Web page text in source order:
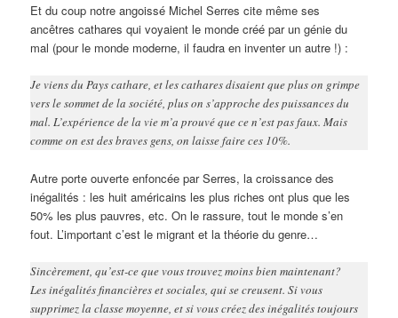
Et du coup notre angoissé Michel Serres cite même ses
ancêtres cathares qui voyaient le monde créé par un génie du
mal (pour le monde moderne, il faudra en inventer un autre !) :
Je viens du Pays cathare, et les cathares disaient que plus on grimpe
vers le sommet de la société, plus on s’approche des puissances du
mal. L’expérience de la vie m’a prouvé que ce n’est pas faux. Mais
comme on est des braves gens, on laisse faire ces 10%.
Autre porte ouverte enfoncée par Serres, la croissance des
inégalités : les huit américains les plus riches ont plus que les
50% les plus pauvres, etc. On le rassure, tout le monde s’en
fout. L’important c’est le migrant et la théorie du genre…
Sincèrement, qu’est-ce que vous trouvez moins bien maintenant?
Les inégalités financières et sociales, qui se creusent. Si vous
supprimez la classe moyenne, et si vous créez des inégalités toujours